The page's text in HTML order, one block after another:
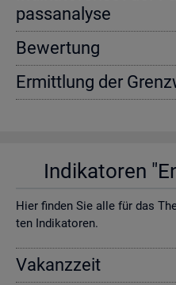
pass­ana­ly­se
Be­wer­tung
Er­mitt­lung der
In­di­ka­to­ren
Hier fin­den Sie alle für das
ten In­di­ka­to­ren.
Va­kanz­zeit